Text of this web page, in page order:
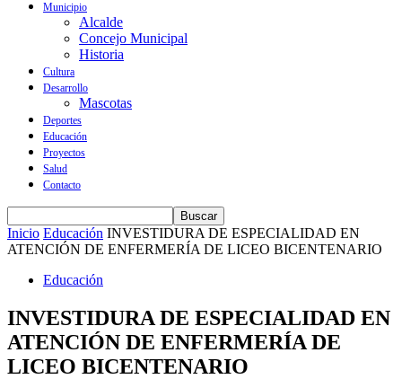
Municipio
Alcalde
Concejo Municipal
Historia
Cultura
Desarrollo
Mascotas
Deportes
Educación
Proyectos
Salud
Contacto
Inicio Educación INVESTIDURA DE ESPECIALIDAD EN
ATENCIÓN DE ENFERMERÍA DE LICEO BICENTENARIO
Educación
INVESTIDURA DE ESPECIALIDAD EN
ATENCIÓN DE ENFERMERÍA DE
LICEO BICENTENARIO